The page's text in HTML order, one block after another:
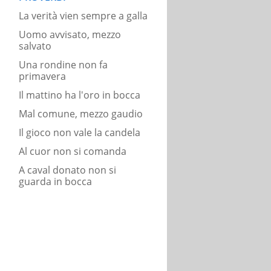
La verità vien sempre a galla
Uomo avvisato, mezzo
salvato
Una rondine non fa
primavera
Il mattino ha l'oro in bocca
Mal comune, mezzo gaudio
Il gioco non vale la candela
Al cuor non si comanda
A caval donato non si
guarda in bocca